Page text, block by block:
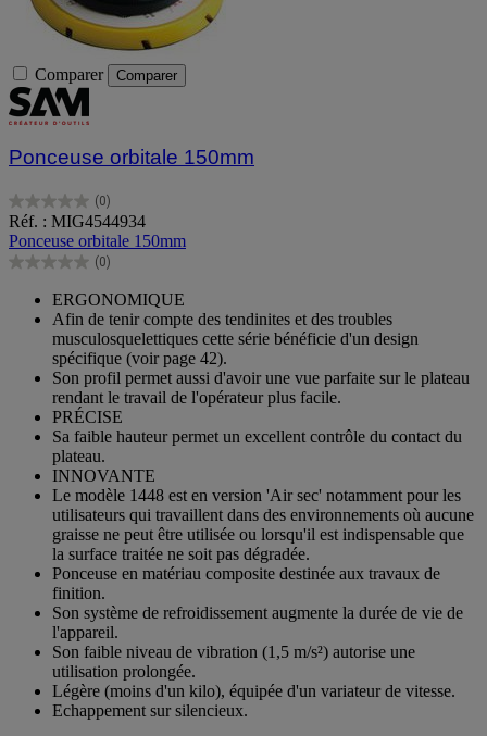
Comparer Comparer
Ponceuse orbitale 150mm
(0)
0.0
sur
5
étoiles.
Réf. : MIG4544934
Ponceuse orbitale 150mm
(0)
0.0
étoiles.
ERGONOMIQUE
Afin de tenir compte des tendinites et des troubles
musculosquelettiques cette série bénéficie d'un design
spécifique (voir page 42).
Son profil permet aussi d'avoir une vue parfaite sur le plateau
rendant le travail de l'opérateur plus facile.
PRÉCISE
Sa faible hauteur permet un excellent contrôle du contact du
plateau.
INNOVANTE
Le modèle 1448 est en version 'Air sec' notamment pour les
utilisateurs qui travaillent dans des environnements où aucune
graisse ne peut être utilisée ou lorsqu'il est indispensable que
la surface traitée ne soit pas dégradée.
Ponceuse en matériau composite destinée aux travaux de
finition.
Son système de refroidissement augmente la durée de vie de
l'appareil.
Son faible niveau de vibration (1,5 m/s²) autorise une
utilisation prolongée.
Légère (moins d'un kilo), équipée d'un variateur de vitesse.
Echappement sur silencieux.